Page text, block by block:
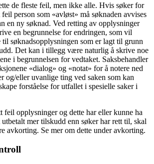
de fleste feil, men ikke alle. Hvis søker for
person som «avløst» må søknaden avvises
en ny søknad. Ved retting av opplysninger
en begrunnelse for endringen, som vil
til søknadsopplysningen som er lagt til grunn
Det kan i tillegg være naturlig å skrive noe
i begrunnelsen for vedtaket. Saksbehandler
«dialog» og «notat» for å notere ned
og/eller uvanlige ting ved saken som kan
forståelse for utfallet i spesielle saker i
feil opplysninger og dette har eller kunne ha
mer tilskudd enn søker har rett til, skal
avkorting. Se mer om dette under avkorting.